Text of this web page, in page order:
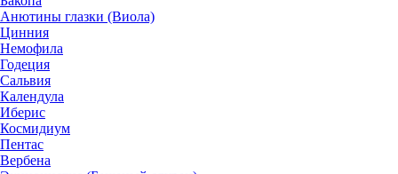
Анютины глазки (Виола)
Цинния
Немофила
Годеция
Сальвия
Календула
Иберис
Космидиум
Пентас
Вербена